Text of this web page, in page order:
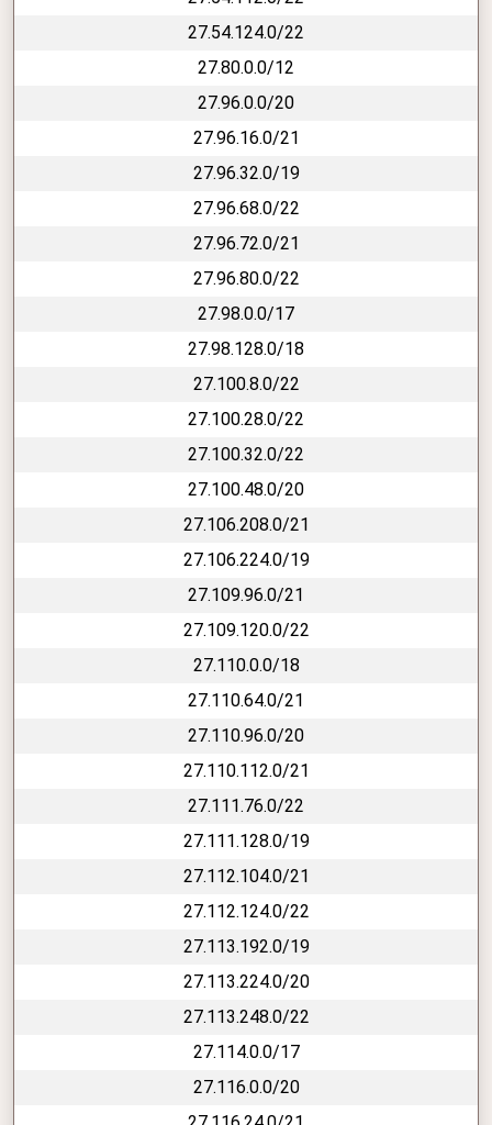
27.54.124.0/22
27.80.0.0/12
27.96.0.0/20
27.96.16.0/21
27.96.32.0/19
27.96.68.0/22
27.96.72.0/21
27.96.80.0/22
27.98.0.0/17
27.98.128.0/18
27.100.8.0/22
27.100.28.0/22
27.100.32.0/22
27.100.48.0/20
27.106.208.0/21
27.106.224.0/19
27.109.96.0/21
27.109.120.0/22
27.110.0.0/18
27.110.64.0/21
27.110.96.0/20
27.110.112.0/21
27.111.76.0/22
27.111.128.0/19
27.112.104.0/21
27.112.124.0/22
27.113.192.0/19
27.113.224.0/20
27.113.248.0/22
27.114.0.0/17
27.116.0.0/20